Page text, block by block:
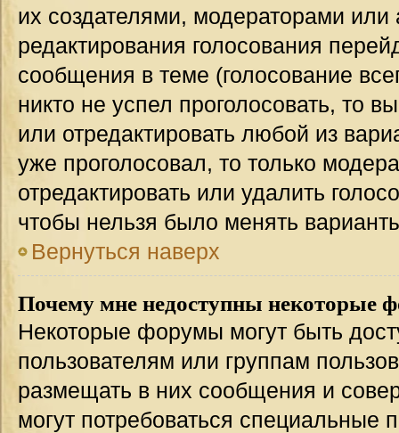
их создателями, модераторами
редактирования голосования
сообщения в теме (голосование
никто не успел проголосовать, то
или отредактировать любой из
уже проголосовал, то только
отредактировать или удалить
чтобы нельзя было менять
Вернуться наверх
Почему мне недоступны некоторые
Некоторые форумы могут быть
пользователям или группам
размещать в них сообщения и
могут потребоваться специальные